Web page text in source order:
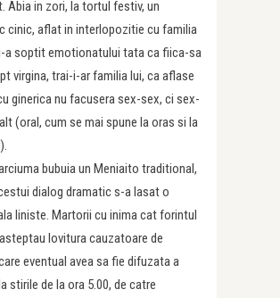
Abia in zori, la tortul festiv, un
cinic, aflat in interlopozitie cu familia
a soptit emotionatului tata ca fiica-sa
virgina, trai-i-ar familia lui, ca aflase
ginerica nu facusera sex-sex, ci sex-
(oral, cum se mai spune la oras si la
bubuia un Meniaito traditional,
dialog dramatic s-a lasat o
liniste. Martorii cu inima cat forintul
lovitura cauzatoare de
eventual avea sa fie difuzata a
stirile de la ora 5.00, de catre